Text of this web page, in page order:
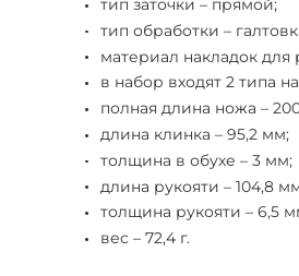
тип заточки – прямой;
тип обработки –
материал накладок для
в набор входят 2 типа
полная длина ножа –
длина клинка – 95,2 мм;
толщина в обухе – 3 мм;
длина рукояти – 104,8
толщина рукояти – 6,5
вес – 72,4 г.